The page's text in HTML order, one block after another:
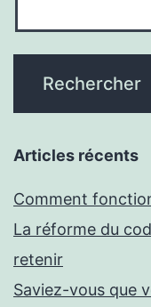
Articles récents
Comment
La réforme du
retenir
Saviez-vous que